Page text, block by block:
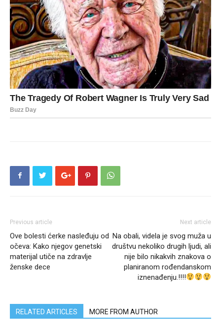
Previous article
Ove bolesti ćerke nasleđuju od
očeva: Kako njegov genetski
materijal utiče na zdravlje
ženske dece
Next article
Na obali, videla je svog muža u
društvu nekoliko drugih ljudi, ali
nije bilo nikakvih znakova o
planiranom rođendanskom
iznenađenju.!!!!
RELATED ARTICLES MORE FROM AUTHOR